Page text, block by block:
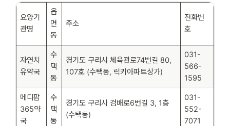
요양기
관명
읍
면
동
주소
전화번
호
자연치
유약국
수
택
동
경기도 구리시 체육관로74번길 80,
107호 (수택동, 럭키아파트상가)
031-
566-
1595
메디팜
365약
국
수
택
동
경기도 구리시 검배로6번길 3, 1층
(수택동)
031-
552-
7071